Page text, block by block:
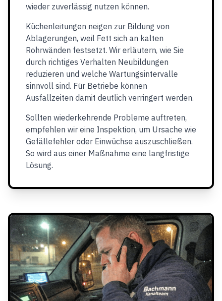
wieder zuverlässig nutzen können.
Küchenleitungen neigen zur Bildung von
Ablagerungen, weil Fett sich an kalten
Rohrwänden festsetzt. Wir erläutern, wie Sie
durch richtiges Verhalten Neubildungen
reduzieren und welche Wartungsintervalle
sinnvoll sind. Für Betriebe können
Ausfallzeiten damit deutlich verringert werden.
Sollten wiederkehrende Probleme auftreten,
empfehlen wir eine Inspektion, um Ursache wie
Gefällefehler oder Einwüchse auszuschließen.
So wird aus einer Maßnahme eine langfristige
Lösung.